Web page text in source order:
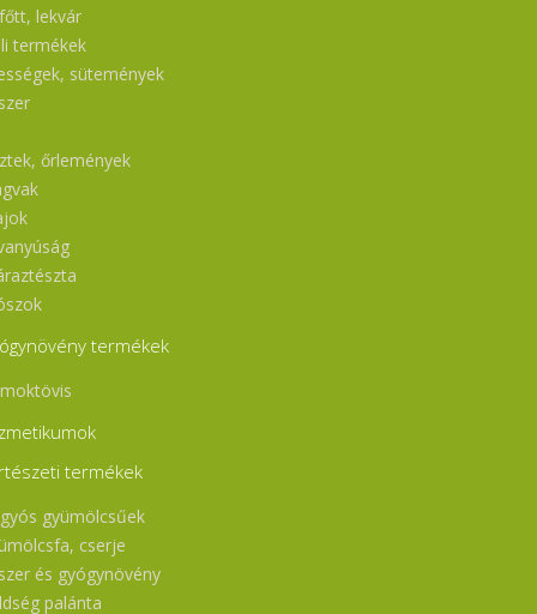
lekvár
termékek
sütemények
őrlemények
termékek
termékek
gyümölcsűek
cserje
és gyógynövény
palánta